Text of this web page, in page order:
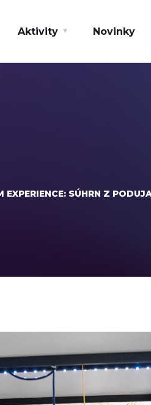
Aktivity Novinky
EXPERIENCE: SÚHRN Z